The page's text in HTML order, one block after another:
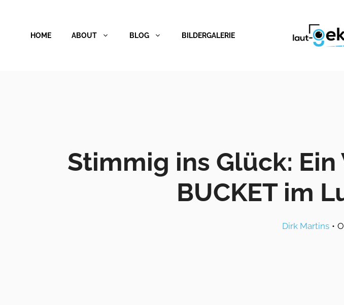
springenHOME ABOUT BLOG BILDERGALERIE
Stimmig ins Glück:
BUCKET im
Dirk Martins •